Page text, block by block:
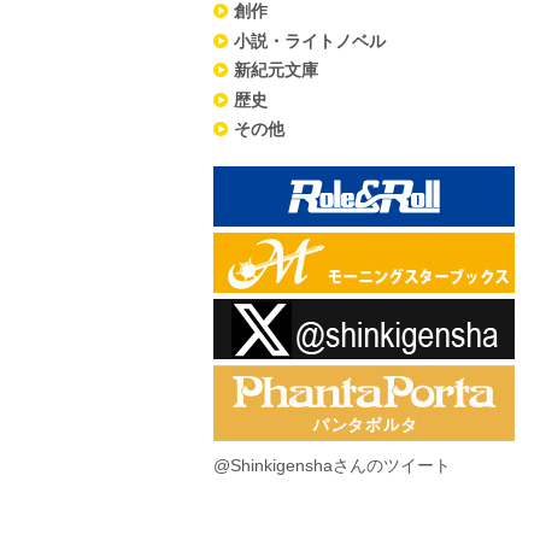
創作
小説・ライトノベル
新紀元文庫
歴史
その他
@Shinkigenshaさんのツイート